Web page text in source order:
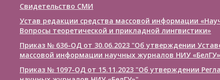
Свидетельство СМИ
Устав редакции средства массовой информации
Вопросы теоретической и прикладной лингвистики»
Приказ № 636-ОД от 30.06.2023 "Об утверждении
массовой информации научных журналов НИУ «БелГУ»
Приказ № 1097-ОД от 15.11.2023 "Об утверждении